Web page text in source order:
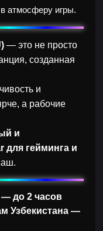
атмосферу игры.
— это не просто
созданная
и
а рабочие
и
для гейминга и
— до 2 часов
Узбекистана —